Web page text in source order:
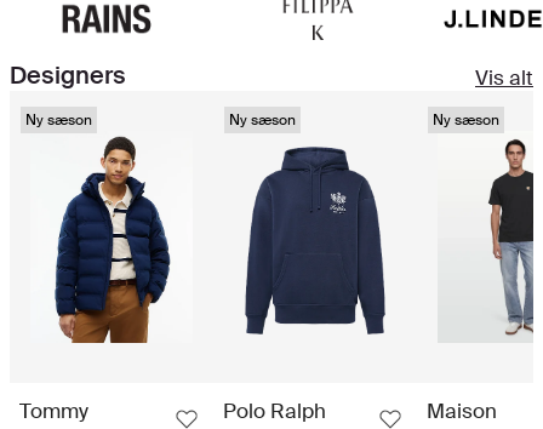
Designers Vis alt
Ny sæson
Tommy
Ny sæson
Polo Ralph
Ny sæson
Maison